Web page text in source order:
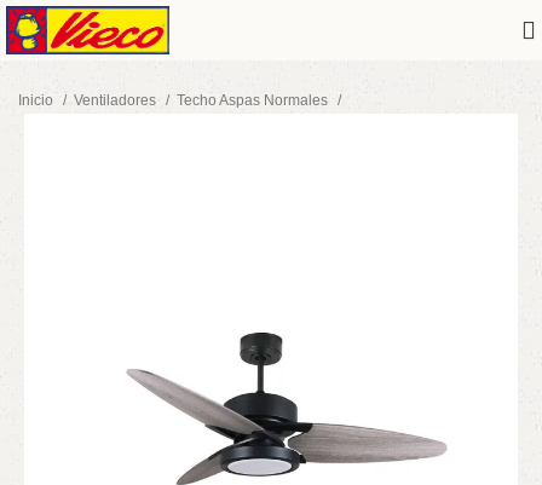
Inicio Ventiladores Techo Aspas Normales